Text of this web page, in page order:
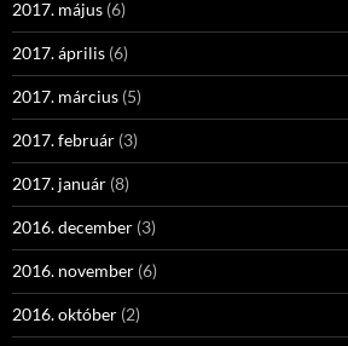
2017. május (6)
2017. április (6)
2017. március (5)
2017. február (3)
2017. január (8)
2016. december (3)
2016. november (6)
2016. október (2)